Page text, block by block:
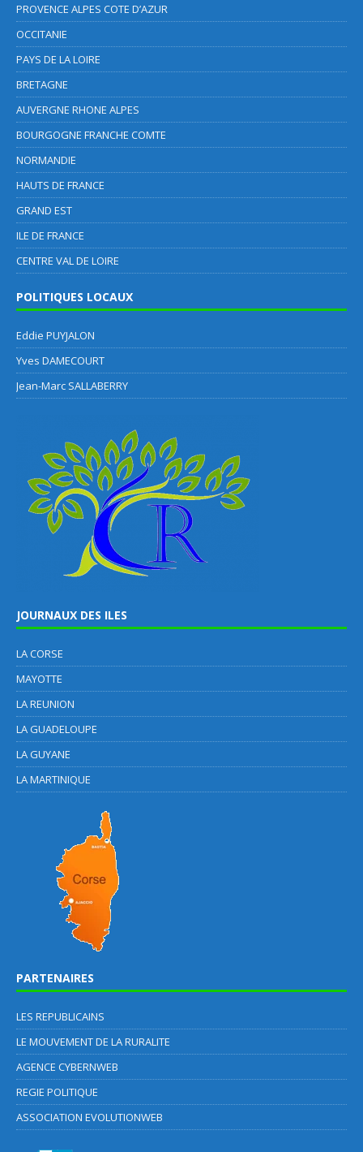
PROVENCE ALPES COTE D’AZUR
OCCITANIE
PAYS DE LA LOIRE
BRETAGNE
AUVERGNE RHONE ALPES
BOURGOGNE FRANCHE COMTE
NORMANDIE
HAUTS DE FRANCE
GRAND EST
ILE DE FRANCE
CENTRE VAL DE LOIRE
POLITIQUES LOCAUX
Eddie PUYJALON
Yves DAMECOURT
Jean-Marc SALLABERRY
JOURNAUX DES ILES
LA CORSE
MAYOTTE
LA REUNION
LA GUADELOUPE
LA GUYANE
LA MARTINIQUE
PARTENAIRES
LES REPUBLICAINS
LE MOUVEMENT DE LA RURALITE
AGENCE CYBERNWEB
REGIE POLITIQUE
ASSOCIATION EVOLUTIONWEB